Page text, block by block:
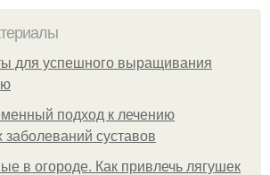
для успешного выращивания
подход к лечению
заболеваний суставов
в огороде. Как привлечь лягушек